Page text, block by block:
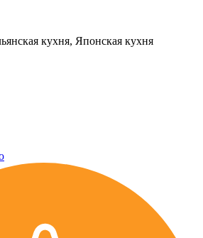
кухня, Японская кухня